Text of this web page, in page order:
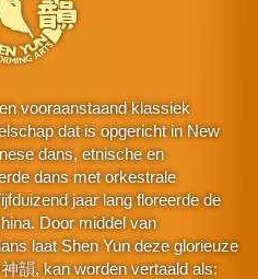
vooraanstaand klassiek
dat is opgericht in New
dans, etnische en
dans met orkestrale
jaar lang floreerde de
Door middel van
laat Shen Yun deze glorieuze
韻, kan worden vertaald als: